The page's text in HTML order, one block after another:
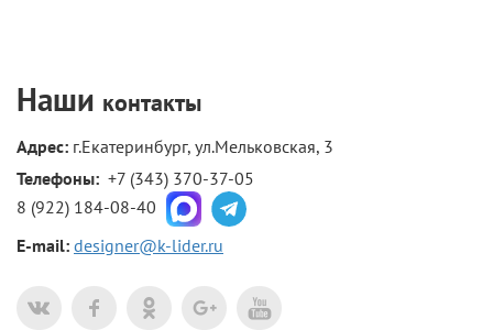
Наши контакты
Адрес: г.Екатеринбург, ул.Мельковская, 3
Телефоны: +7 (343) 370-37-05
8 (922) 184-08-40
E-mail: designer@k-lider.ru